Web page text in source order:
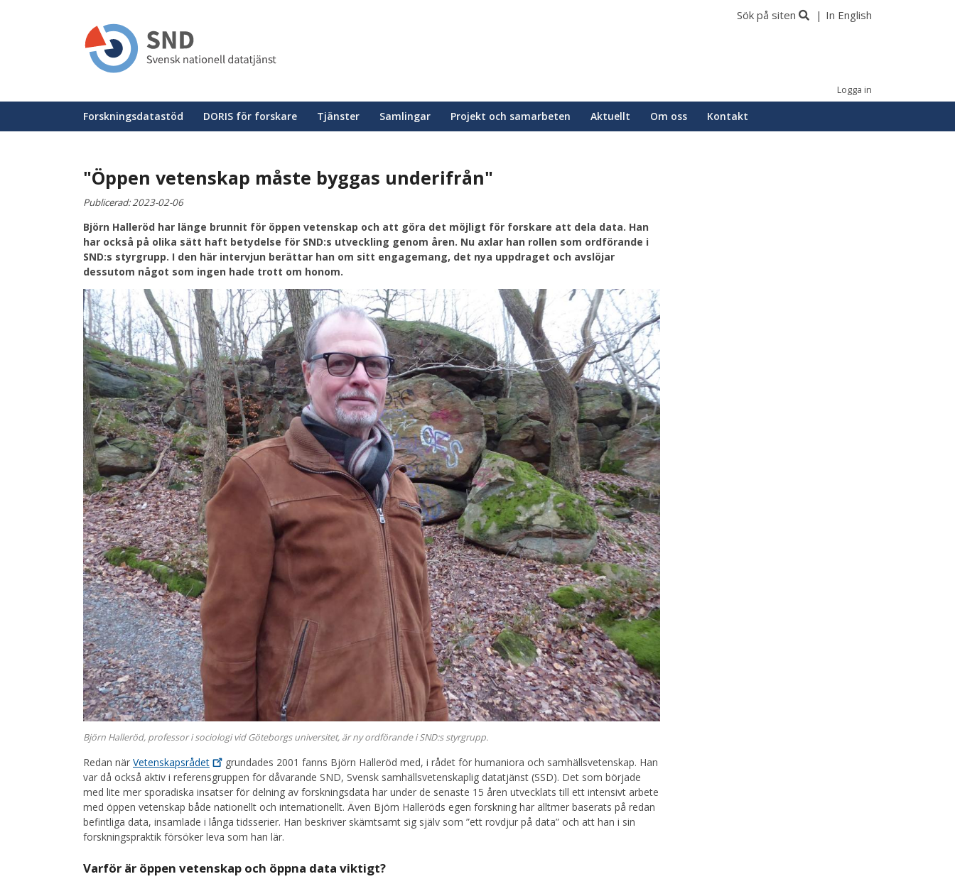
Sök på siten In English
Logga in
Huvudmeny
Forskningsdatastöd DORIS för forskare Tjänster Samlingar Projekt och samarbeten Aktuellt Om oss Kontakt
"Öppen vetenskap måste byggas underifrån"
Publicerad:2023-02-06
Björn Halleröd har länge brunnit för öppen vetenskap och att göra det möjligt för forskare att dela data. Han
har också på olika sätt haft betydelse för SND:s utveckling genom åren. Nu axlar han rollen som ordförande i
SND:s styrgrupp. I den här intervjun berättar han om sitt engagemang, det nya uppdraget och avslöjar
dessutom något som ingen hade trott om honom.
Björn Halleröd, professor i sociologi vid Göteborgs universitet, är ny ordförande i SND:s styrgrupp.
Redan när Vetenskapsrådet
grundades 2001 fanns Björn Halleröd med, i rådet för humaniora och samhällsvetenskap. Han
var då också aktiv i referensgruppen för dåvarande SND, Svensk samhällsvetenskaplig datatjänst (SSD). Det som började
med lite mer sporadiska insatser för delning av forskningsdata har under de senaste 15 åren utvecklats till ett intensivt arbete
med öppen vetenskap både nationellt och internationellt. Även Björn Halleröds egen forskning har alltmer baserats på redan
befintliga data, insamlade i långa tidsserier. Han beskriver skämtsamt sig själv som ”ett rovdjur på data” och att han i sin
forskningspraktik försöker leva som han lär.
Varför är öppen vetenskap och öppna data viktigt?